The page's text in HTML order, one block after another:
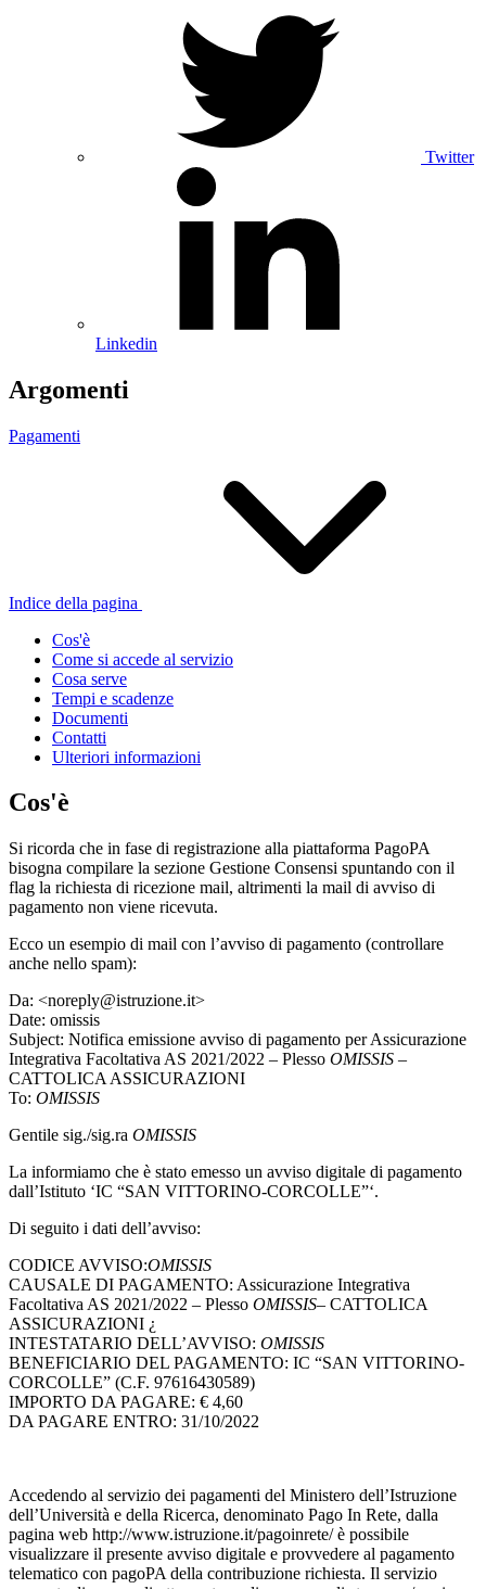
Twitter
Linkedin
Argomenti
Pagamenti
Indice della pagina
Cos'è
Come si accede al servizio
Cosa serve
Tempi e scadenze
Documenti
Contatti
Ulteriori informazioni
Cos'è
Si ricorda che in fase di registrazione alla piattaforma PagoPA
bisogna compilare la sezione Gestione Consensi spuntando con il
flag la richiesta di ricezione mail, altrimenti la mail di avviso di
pagamento non viene ricevuta.
Ecco un esempio di mail con l’avviso di pagamento (controllare
anche nello spam):
Da: <noreply@istruzione.it>
Date: omissis
Subject: Notifica emissione avviso di pagamento per Assicurazione
Integrativa Facoltativa AS 2021/2022 – Plesso OMISSIS –
CATTOLICA ASSICURAZIONI
To: OMISSIS
Gentile sig./sig.ra OMISSIS
La informiamo che è stato emesso un avviso digitale di pagamento
dall’Istituto ‘IC “SAN VITTORINO-CORCOLLE”‘.
Di seguito i dati dell’avviso:
CODICE AVVISO:OMISSIS
CAUSALE DI PAGAMENTO: Assicurazione Integrativa
Facoltativa AS 2021/2022 – Plesso OMISSIS– CATTOLICA
ASSICURAZIONI ¿
INTESTATARIO DELL’AVVISO: OMISSIS
BENEFICIARIO DEL PAGAMENTO: IC “SAN VITTORINO-
CORCOLLE” (C.F. 97616430589)
IMPORTO DA PAGARE: € 4,60
DA PAGARE ENTRO: 31/10/2022
Accedendo al servizio dei pagamenti del Ministero dell’Istruzione
dell’Università e della Ricerca, denominato Pago In Rete, dalla
pagina web http://www.istruzione.it/pagoinrete/ è possibile
visualizzare il presente avviso digitale e provvedere al pagamento
telematico con pagoPA della contribuzione richiesta. Il servizio